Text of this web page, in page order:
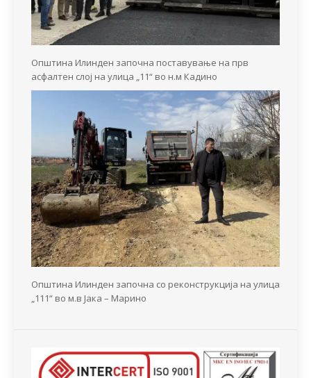
Општина Илинден започна поставување на прв
асфалтен слој на улица „11“ во н.м Кадино
Општина Илинден започна со реконструкција на улица
„111“ во м.в Јака – Марино